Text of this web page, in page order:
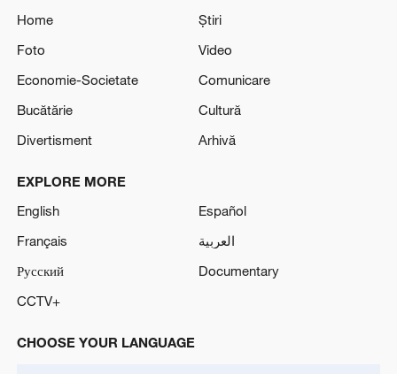
Home
Știri
Foto
Video
Economie-Societate
Comunicare
Bucătărie
Cultură
Divertisment
Arhivă
EXPLORE MORE
English
Español
Français
العربية
Русский
Documentary
CCTV+
CHOOSE YOUR LANGUAGE